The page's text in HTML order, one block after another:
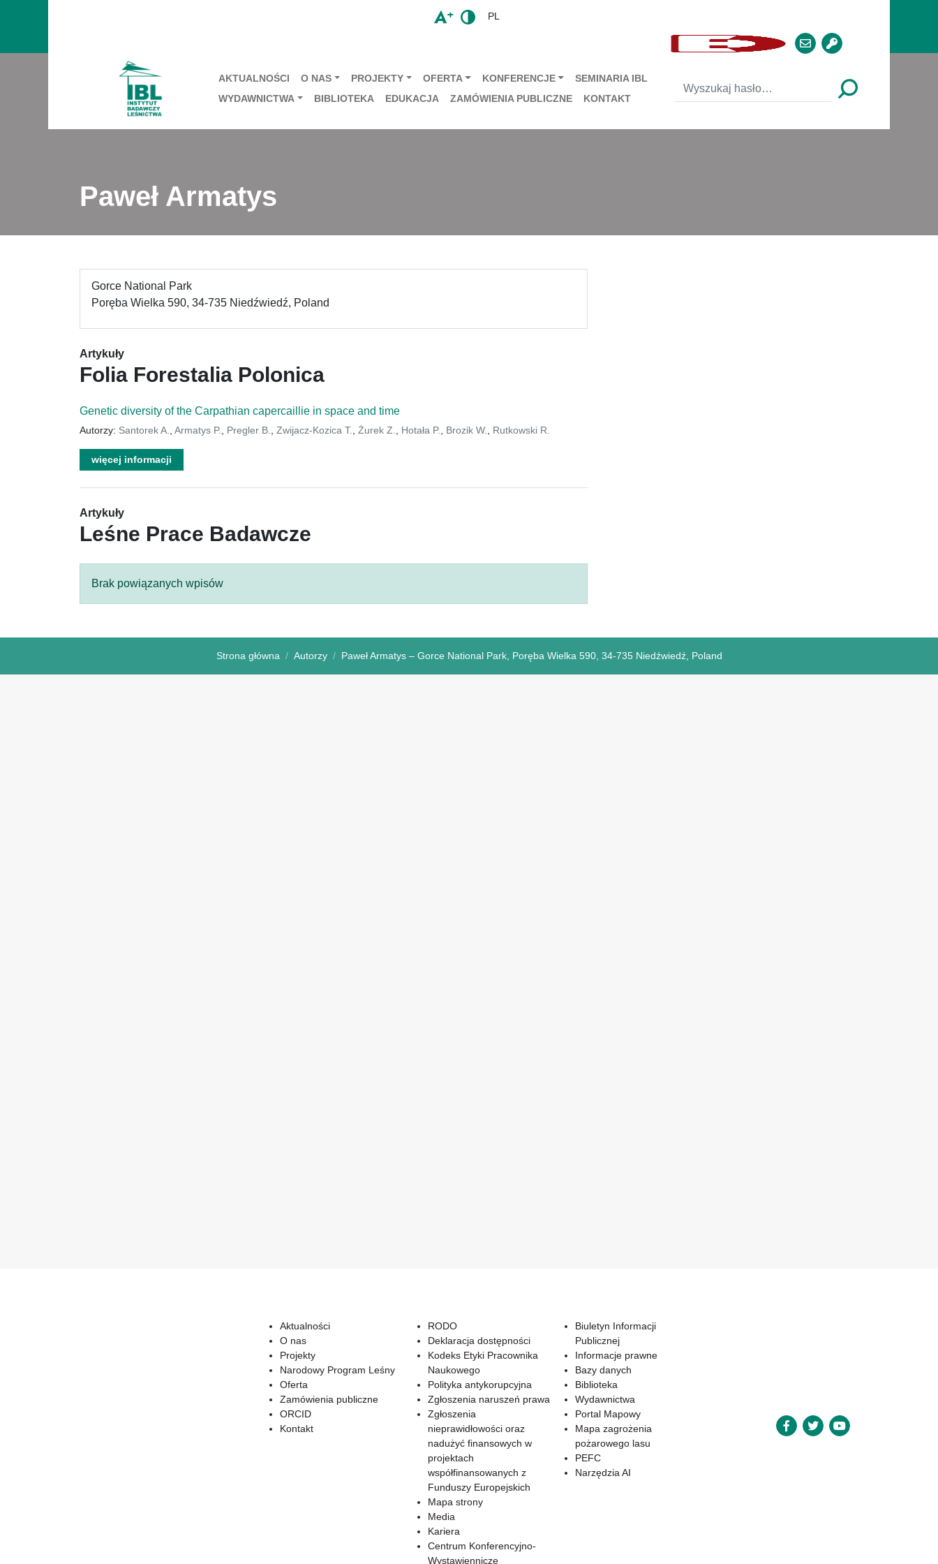
PL
AKTUALNOŚCI O NAS PROJEKTY OFERTA KONFERENCJE
SEMINARIA IBL
WYDAWNICTWA
BIBLIOTEKA EDUKACJA ZAMÓWIENIA PUBLICZNE KONTAKT
Paweł Armatys
Gorce National Park
Poręba Wielka 590, 34-735 Niedźwiedź, Poland
Artykuły
Folia Forestalia Polonica
Genetic diversity of the Carpathian capercaillie in space and time
Autorzy: Santorek A. Armatys P. Pregler B. Zwijacz-Kozica T. Żurek Z. Hotała P. Brozik W. Rutkowski R.
więcej informacji
Artykuły
Leśne Prace Badawcze
Brak powiązanych wpisów
Strona główna Autorzy Paweł Armatys – Gorce National Park, Poręba Wielka 590, 34-735 Niedźwiedź, Poland
Aktualności
O nas
Projekty
Narodowy Program Leśny
Oferta
Zamówienia publiczne
ORCID
Kontakt
RODO
Deklaracja dostępności
Kodeks Etyki Pracownika
Naukowego
Polityka antykorupcyjna
Zgłoszenia naruszeń prawa
Zgłoszenia
nieprawidłowości oraz
nadużyć finansowych w
projektach
współfinansowanych z
Funduszy Europejskich
Mapa strony
Media
Kariera
Centrum Konferencyjno-
Wystawiennicze
Biuletyn Informacji
Publicznej
Informacje prawne
Bazy danych
Biblioteka
Wydawnictwa
Portal Mapowy
Mapa zagrożenia
pożarowego lasu
PEFC
Narzędzia AI